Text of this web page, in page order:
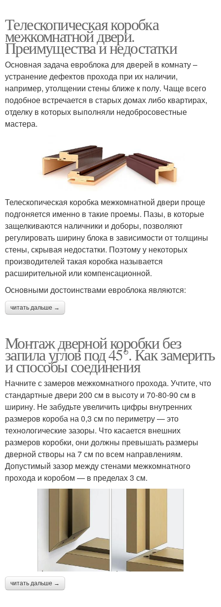
Телескопическая коробка
межкомнатной двери.
Преимущества и недостатки
Основная задача евроблока для дверей в комнату –
устранение дефектов прохода при их наличии,
например, утолщении стены ближе к полу. Чаще всего
подобное встречается в старых домах либо квартирах,
отделку в которых выполняли недобросовестные
мастера.
Телескопическая коробка межкомнатной двери проще
подгоняется именно в такие проемы. Пазы, в которые
защелкиваются наличники и доборы, позволяют
регулировать ширину блока в зависимости от толщины
стены, скрывая недостатки. Поэтому у некоторых
производителей такая коробка называется
расширительной или компенсационной.
Основными достоинствами евроблока являются:
читать дальше →
Монтаж дверной коробки без
запила углов под 45°. Как замерить
и способы соединения
Начните с замеров межкомнатного прохода. Учтите, что
стандартные двери 200 см в высоту и 70-80-90 см в
ширину. Не забудьте увеличить цифры внутренних
размеров короба на 0,3 см по периметру — это
технологические зазоры. Что касается внешних
размеров коробки, они должны превышать размеры
дверной створы на 7 см по всем направлениям.
Допустимый зазор между стенами межкомнатного
прохода и коробом — в пределах 3 см.
читать дальше →